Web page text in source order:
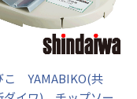
こ YAMABIKO(共